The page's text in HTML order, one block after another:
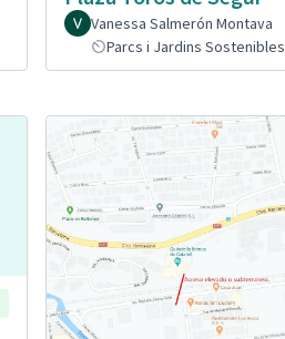
Vanessa Salmerón Montava
Parcs i Jardins Sostenibles